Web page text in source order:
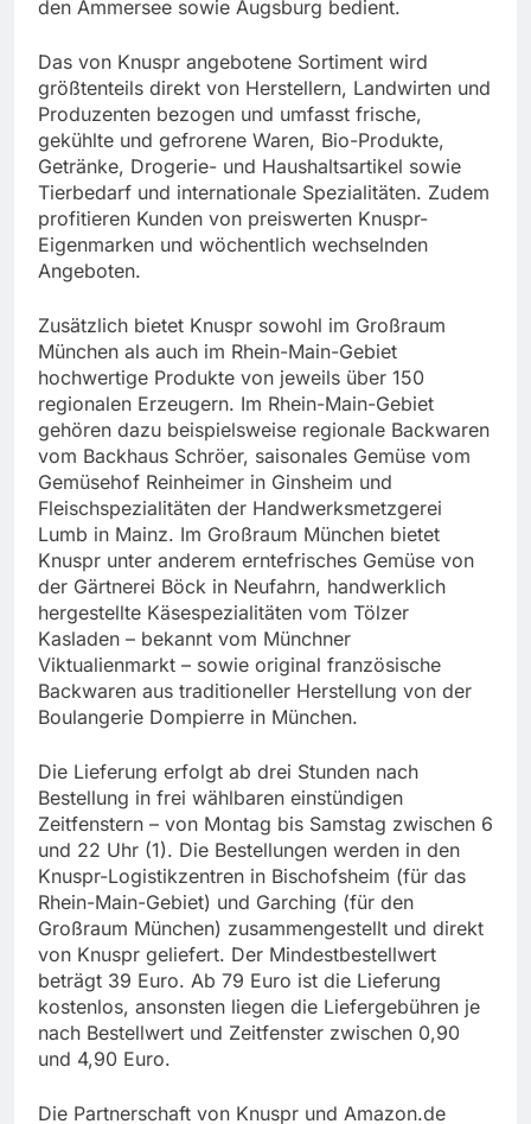
den Ammersee sowie Augsburg bedient.
Das von Knuspr angebotene Sortiment wird
größtenteils direkt von Herstellern, Landwirten und
Produzenten bezogen und umfasst frische,
gekühlte und gefrorene Waren, Bio-Produkte,
Getränke, Drogerie- und Haushaltsartikel sowie
Tierbedarf und internationale Spezialitäten. Zudem
profitieren Kunden von preiswerten Knuspr-
Eigenmarken und wöchentlich wechselnden
Angeboten.
Zusätzlich bietet Knuspr sowohl im Großraum
München als auch im Rhein-Main-Gebiet
hochwertige Produkte von jeweils über 150
regionalen Erzeugern. Im Rhein-Main-Gebiet
gehören dazu beispielsweise regionale Backwaren
vom Backhaus Schröer, saisonales Gemüse vom
Gemüsehof Reinheimer in Ginsheim und
Fleischspezialitäten der Handwerksmetzgerei
Lumb in Mainz. Im Großraum München bietet
Knuspr unter anderem erntefrisches Gemüse von
der Gärtnerei Böck in Neufahrn, handwerklich
hergestellte Käsespezialitäten vom Tölzer
Kasladen – bekannt vom Münchner
Viktualienmarkt – sowie original französische
Backwaren aus traditioneller Herstellung von der
Boulangerie Dompierre in München.
Die Lieferung erfolgt ab drei Stunden nach
Bestellung in frei wählbaren einstündigen
Zeitfenstern – von Montag bis Samstag zwischen 6
und 22 Uhr (1). Die Bestellungen werden in den
Knuspr-Logistikzentren in Bischofsheim (für das
Rhein-Main-Gebiet) und Garching (für den
Großraum München) zusammengestellt und direkt
von Knuspr geliefert. Der Mindestbestellwert
beträgt 39 Euro. Ab 79 Euro ist die Lieferung
kostenlos, ansonsten liegen die Liefergebühren je
nach Bestellwert und Zeitfenster zwischen 0,90
und 4,90 Euro.
Die Partnerschaft von Knuspr und Amazon.de